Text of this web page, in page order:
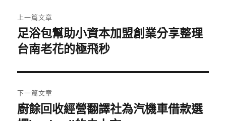
章
導
覽
上一篇文章
上
一
文
章:
足浴包幫助小資本加盟創業分享整理
台南老花的極飛秒
下一篇文章
下
廚餘回收經營翻譯社為汽機車借款選